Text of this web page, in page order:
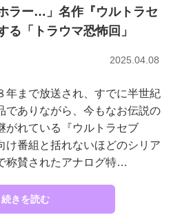
ラー…」名作『ウルトラセ
る「トラウマ恐怖回」
2025.04.08
年まで放送され、すでに半世紀
でありながら、今もなお伝説の
がれている『ウルトラセブ
番組と括れないほどのシリア
称賛されたアナログ特…
続きを読む